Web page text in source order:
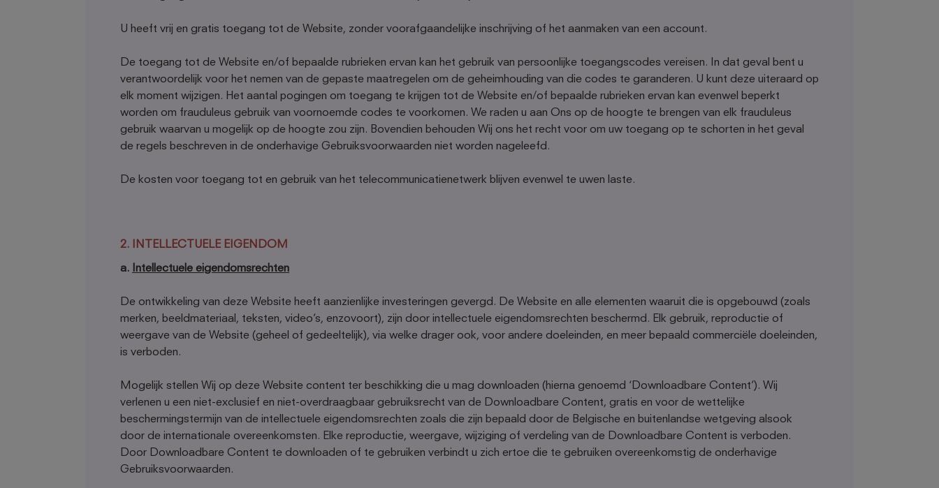
U heeft vrij en gratis toegang tot de Website, zonder voorafgaandelijke inschrijving of het aanmaken van een account.
De toegang tot de Website en/of bepaalde rubrieken ervan kan het gebruik van persoonlijke toegangscodes vereisen. In dat geval bent u
verantwoordelijk voor het nemen van de gepaste maatregelen om de geheimhouding van die codes te garanderen. U kunt deze uiteraard op
elk moment wijzigen. Het aantal pogingen om toegang te krijgen tot de Website en/of bepaalde rubrieken ervan kan evenwel beperkt
worden om frauduleus gebruik van voornoemde codes te voorkomen. We raden u aan Ons op de hoogte te brengen van elk frauduleus
gebruik waarvan u mogelijk op de hoogte zou zijn. Bovendien behouden Wij ons het recht voor om uw toegang op te schorten in het geval
de regels beschreven in de onderhavige Gebruiksvoorwaarden niet worden nageleefd.
De kosten voor toegang tot en gebruik van het telecommunicatienetwerk blijven evenwel te uwen laste.
2. INTELLECTUELE EIGENDOM
a. Intellectuele eigendomsrechten
De ontwikkeling van deze Website heeft aanzienlijke investeringen gevergd. De Website en alle elementen waaruit die is opgebouwd (zoals
merken, beeldmateriaal, teksten, video’s, enzovoort), zijn door intellectuele eigendomsrechten beschermd. Elk gebruik, reproductie of
weergave van de Website (geheel of gedeeltelijk), via welke drager ook, voor andere doeleinden, en meer bepaald commerciële doeleinden,
is verboden.
Mogelijk stellen Wij op deze Website content ter beschikking die u mag downloaden (hierna genoemd ‘Downloadbare Content’). Wij
verlenen u een niet-exclusief en niet-overdraagbaar gebruiksrecht van de Downloadbare Content, gratis en voor de wettelijke
beschermingstermijn van de intellectuele eigendomsrechten zoals die zijn bepaald door de Belgische en buitenlandse wetgeving alsook
door de internationale overeenkomsten. Elke reproductie, weergave, wijziging of verdeling van de Downloadbare Content is verboden.
Door Downloadbare Content te downloaden of te gebruiken verbindt u zich ertoe die te gebruiken overeenkomstig de onderhavige
Gebruiksvoorwaarden.